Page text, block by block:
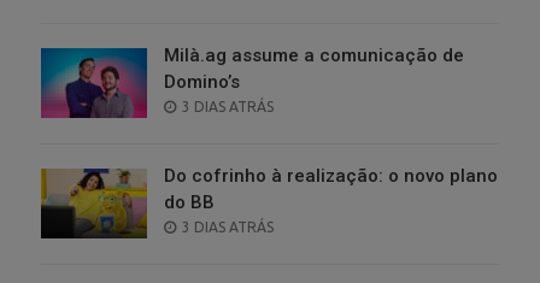
Milà.ag assume a comunicação de
Domino’s
POSTED
3 DIAS ATRÁS
Do cofrinho à realização: o novo plano
do BB
POSTED
3 DIAS ATRÁS